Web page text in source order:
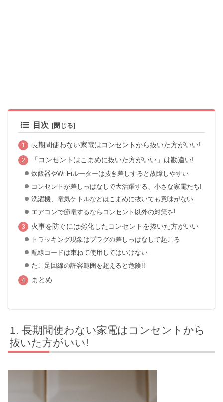
目次
長期間使わない家電はコンセントから抜いた方がいい!
「コンセントはこまめに抜いた方がいい」は勘違い!
炊飯器やWi-Fiルーターは抜き差しすると故障しやすい
コンセントが差しっぱなしで大活躍する、小さな家電たち!
洗濯機、電気ケトルなどはこまめに抜いても意味がない
エアコンで節電するならコンセント以外の対策を!
火事を防ぐには劣化したコンセントを抜いた方がいい
トラッキング現象はプラグの差しっぱなしで起こる
配線コードは束ねて使用してはいけない
たこ足回線の許容範囲を超えると危険!!
まとめ
長期間使わない家電はコンセントから
抜いた方がいい!